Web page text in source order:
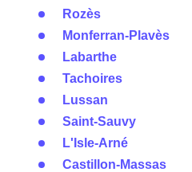
Rozès
Monferran-Plavès
Labarthe
Tachoires
Lussan
Saint-Sauvy
L'Isle-Arné
Castillon-Massas